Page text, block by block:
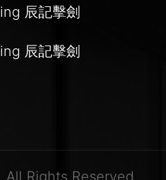
辰記擊劍
辰記擊劍
Rights Reserved.